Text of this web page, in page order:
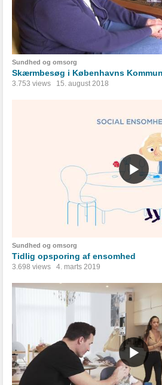
Sundhed og omsorg
Skærmbesøg i Københavns
3.753 views 15. august 2018
Sundhed og omsorg
Tidlig opsporing af ensomhed
3.698 views 4. marts 2019